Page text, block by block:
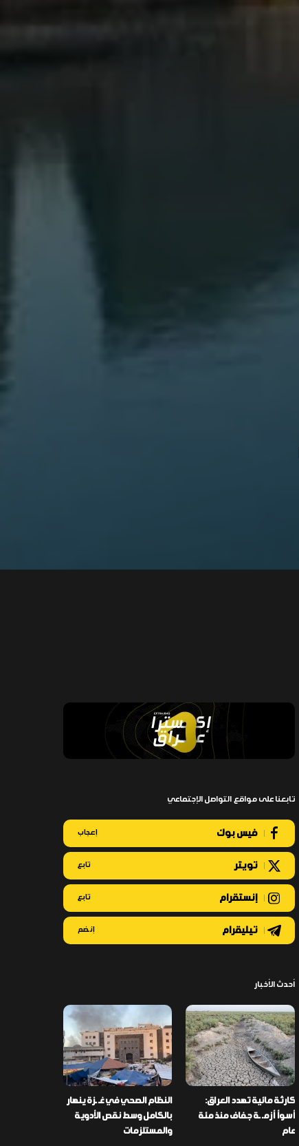
تابعنا على مواقع التواصل الإجتماعي
فيس بوك إعجاب
تويتر تابع
إنستقرام تابع
تيليقرام إنضم
أحدث الأخبار
كارثة مائية تهدد العراق:
أسوأ أزمـ ـة جفاف منذ مئة
عام
النظام الصحي في غـ ـزة ينهار
بالكامل وسط نقص الأدوية
والمستلزمات